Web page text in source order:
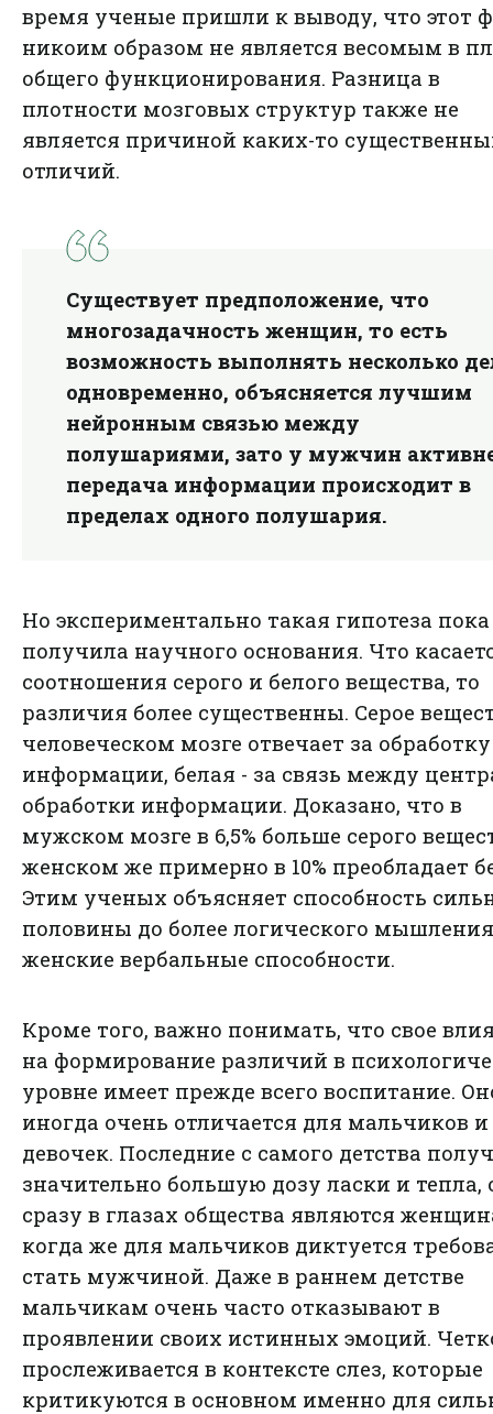
время ученые пришли к выводу, что этот
никоим образом не является весомым в
общего функционирования. Разница в
плотности мозговых структур также не
является причиной каких-то
отличий.
Существует предположение, что
многозадачность женщин, то есть
возможность выполнять несколько
одновременно, объясняется лучшим
нейронным связью между
полушариями, зато у мужчин
передача информации происходит в
пределах одного полушария.
Но экспериментально такая гипотеза
получила научного основания. Что
соотношения серого и белого вещества, то
различия более существенны. Серое
человеческом мозге отвечает за обработку
информации, белая - за связь между
обработки информации. Доказано, что в
мужском мозге в 6,5% больше серого
женском же примерно в 10% преобладает
Этим ученых объясняет способность
половины до более логического
женские вербальные способности.
Кроме того, важно понимать, что свое
на формирование различий в
уровне имеет прежде всего воспитание.
иногда очень отличается для мальчиков и
девочек. Последние с самого детства
значительно большую дозу ласки и тепла,
сразу в глазах общества являются
когда же для мальчиков диктуется
стать мужчиной. Даже в раннем детстве
мальчикам очень часто отказывают в
проявлении своих истинных эмоций.
прослеживается в контексте слез, которые
критикуются в основном именно для